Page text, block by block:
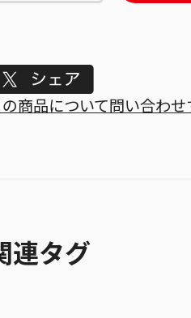
Tweet
の商品について問い合わ
連タグ